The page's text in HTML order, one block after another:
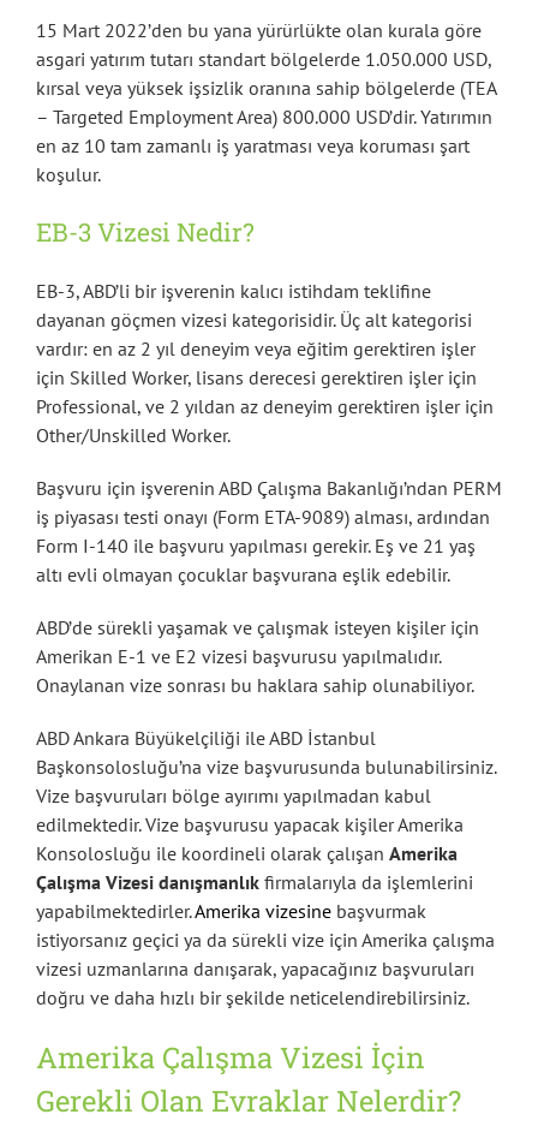
15 Mart 2022’den bu yana yürürlükte olan kurala göre
asgari yatırım tutarı standart bölgelerde 1.050.000 USD,
kırsal veya yüksek işsizlik oranına sahip bölgelerde (TEA
– Targeted Employment Area) 800.000 USD’dir. Yatırımın
en az 10 tam zamanlı iş yaratması veya koruması şart
koşulur.
EB-3 Vizesi Nedir?
EB-3, ABD’li bir işverenin kalıcı istihdam teklifine
dayanan göçmen vizesi kategorisidir. Üç alt kategorisi
vardır: en az 2 yıl deneyim veya eğitim gerektiren işler
için Skilled Worker, lisans derecesi gerektiren işler için
Professional, ve 2 yıldan az deneyim gerektiren işler için
Other/Unskilled Worker.
Başvuru için işverenin ABD Çalışma Bakanlığı’ndan PERM
iş piyasası testi onayı (Form ETA-9089) alması, ardından
Form I-140 ile başvuru yapılması gerekir. Eş ve 21 yaş
altı evli olmayan çocuklar başvurana eşlik edebilir.
ABD’de sürekli yaşamak ve çalışmak isteyen kişiler için
Amerikan E-1 ve E2 vizesi başvurusu yapılmalıdır.
Onaylanan vize sonrası bu haklara sahip olunabiliyor.
ABD Ankara Büyükelçiliği ile ABD İstanbul
Başkonsolosluğu’na vize başvurusunda bulunabilirsiniz.
Vize başvuruları bölge ayırımı yapılmadan kabul
edilmektedir. Vize başvurusu yapacak kişiler Amerika
Konsolosluğu ile koordineli olarak çalışan Amerika
Çalışma Vizesi danışmanlık firmalarıyla da işlemlerini
yapabilmektedirler.Amerika vizesine başvurmak
istiyorsanız geçici ya da sürekli vize için Amerika çalışma
vizesi uzmanlarına danışarak, yapacağınız başvuruları
doğru ve daha hızlı bir şekilde neticelendirebilirsiniz.
Amerika Çalışma Vizesi İçin
Gerekli Olan Evraklar Nelerdir?